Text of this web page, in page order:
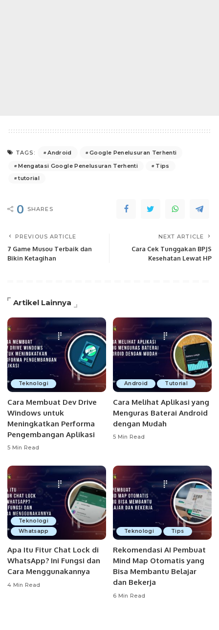
TAGS: Android
Google Penelusuran Terhenti
Mengatasi Google Penelusuran Terhenti
Tips
tutorial
0 SHARES
PREVIOUS ARTICLE
7 Game Musou Terbaik dan
Bikin Ketagihan
NEXT ARTICLE
Cara Cek Tunggakan BPJS
Kesehatan Lewat HP
Artikel Lainnya
Teknologi
Cara Membuat Dev Drive
Windows untuk
Meningkatkan Performa
Pengembangan Aplikasi
5 Min Read
Android Tutorial
Cara Melihat Aplikasi yang
Menguras Baterai Android
dengan Mudah
5 Min Read
Teknologi
Whatsapp
Apa Itu Fitur Chat Lock di
WhatsApp? Ini Fungsi dan
Cara Menggunakannya
4 Min Read
Teknologi Tips
Rekomendasi AI Pembuat
Mind Map Otomatis yang
Bisa Membantu Belajar
dan Bekerja
6 Min Read